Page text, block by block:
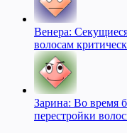
Венера:
волосам
Зарина: Во время
перестройки